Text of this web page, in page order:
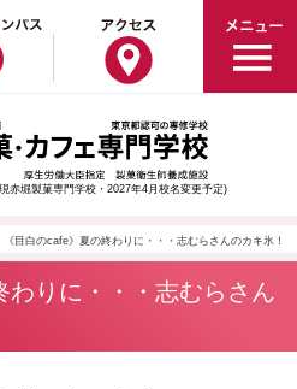
現赤堀製菓専門学校・2027年4月校名変更予定)
《目白のcafe》夏の終わりに・・・志むらさんのカキ氷！
わりに・・・志むらさん